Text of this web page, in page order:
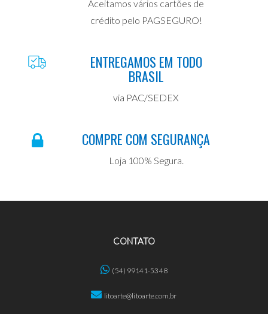
Aceitamos vários cartões de
crédito pelo PAGSEGURO!
ENTREGAMOS EM TODO
BRASIL
via PAC/SEDEX
COMPRE COM SEGURANÇA
Loja 100% Segura.
CONTATO
(54) 99141-5348
litoarte@litoarte.com.br